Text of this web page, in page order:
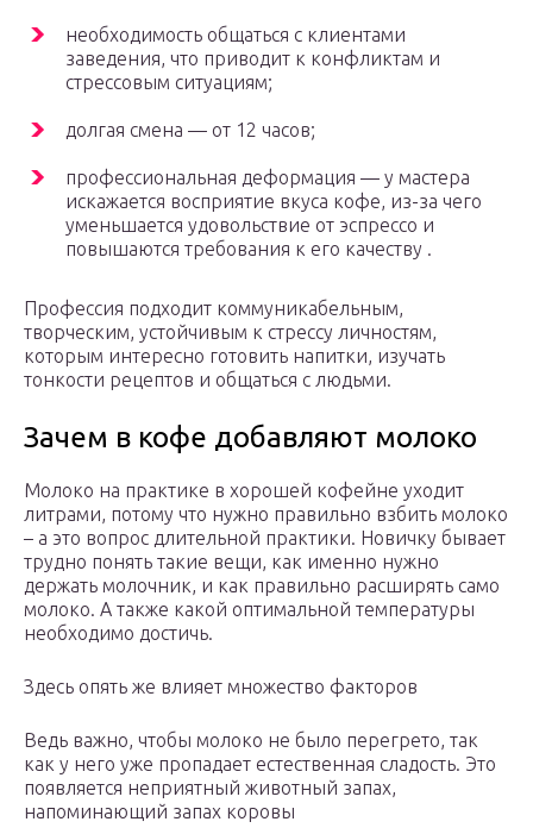
необходимость общаться с клиентами
заведения, что приводит к конфликтам и
стрессовым ситуациям;
долгая смена — от 12 часов;
профессиональная деформация — у мастера
искажается восприятие вкуса кофе, из-за чего
уменьшается удовольствие от эспрессо и
повышаются требования к его качеству .
Профессия подходит коммуникабельным,
творческим, устойчивым к стрессу личностям,
которым интересно готовить напитки, изучать
тонкости рецептов и общаться с людьми.
Зачем в кофе добавляют молоко
Молоко на практике в хорошей кофейне уходит
литрами, потому что нужно правильно взбить молоко
– а это вопрос длительной практики. Новичку бывает
трудно понять такие вещи, как именно нужно
держать молочник, и как правильно расширять само
молоко. А также какой оптимальной температуры
необходимо достичь.
Здесь опять же влияет множество факторов
Ведь важно, чтобы молоко не было перегрето, так
как у него уже пропадает естественная сладость. Это
появляется неприятный животный запах,
напоминающий запах коровы